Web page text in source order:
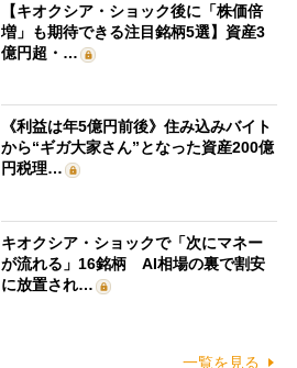
【キオクシア・ショック後に「株価倍
増」も期待できる注目銘柄5選】資産3
億円超・…
《利益は年5億円前後》住み込みバイト
から“ギガ大家さん”となった資産200億
円税理…
キオクシア・ショックで「次にマネー
が流れる」16銘柄 AI相場の裏で割安
に放置され…
一覧を見る